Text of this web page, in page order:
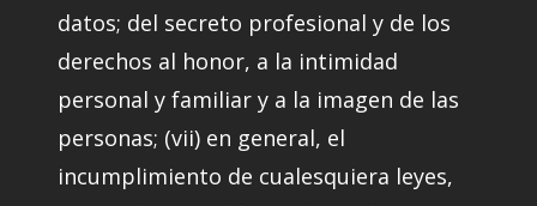
datos; del secreto profesional y de los
derechos al honor, a la intimidad
personal y familiar y a la imagen de las
personas; (vii) en general, el
incumplimiento de cualesquiera leyes,